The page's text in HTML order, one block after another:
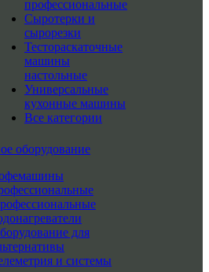
профессиональные
Сыротерки и
сырорезки
Тестораскаточные
машины
настольные
Универсальные
кухонные машины
Все категории
оборудование
для
и системы